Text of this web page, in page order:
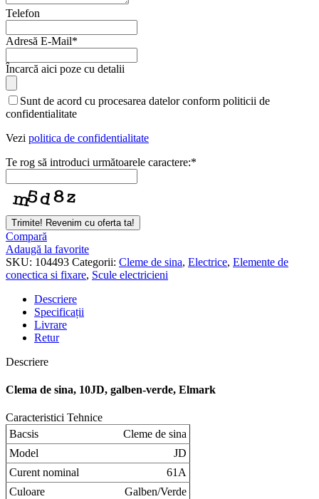
Telefon
Adresă E-Mail*
Your
Website
Încarcă aici poze cu detalii
Sunt de acord cu procesarea datelor conform politicii de
confidentialitate
Vezi politica de confidentialitate
Te rog să introduci următoarele caractere:*
Trimite! Revenim cu oferta ta!
Compară
Adaugă la favorite
SKU: 104493 Categorii: Cleme de sina, Electrice, Elemente de
conectica si fixare, Scule electricieni
Descriere
Specificații
Livrare
Retur
Descriere
Clema de sina, 10JD, galben-verde, Elmark
Caracteristici Tehnice
Bacsis
Cleme de sina
Model
JD
Curent nominal
61A
Culoare
Galben/Verde